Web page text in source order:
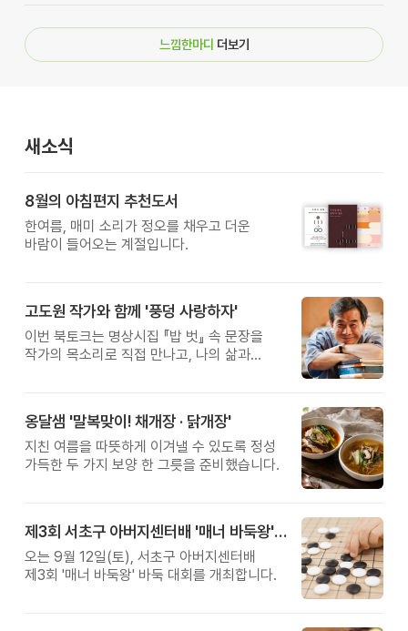
느낌한마디 더보기
새소식
8월의 아침편지 추천도서
한여름, 매미 소리가 정오를 채우고 더운
바람이 들어오는 계절입니다.
고도원 작가와 함께 '풍덩 사랑하자'
이번 북토크는 명상시집 『밥 벗』 속 문장을
작가의 목소리로 직접 만나고, 나의 삶과
옹달샘 '말복맞이! 채개장 · 닭개장'
지친 여름을 따뜻하게 이겨낼 수 있도록 정성
가득한 두 가지 보양 한 그릇을 준비했습니다.
제3회 서초구 아버지센터배 '매너 바둑왕' 대회
오는 9월 12일(토), 서초구 아버지센터배
제3회 '매너 바둑왕' 바둑 대회를 개최합니다.